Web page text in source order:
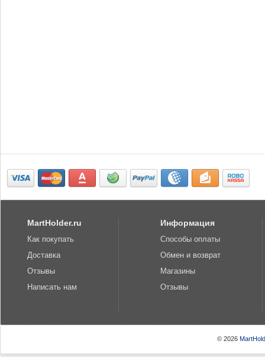
MartHolder.ru
Как покупать
Доставка
Отзывы
Написать нам
Информация
Способы оплаты
Обмен и возврат
Магазины
Отзывы
© 2026